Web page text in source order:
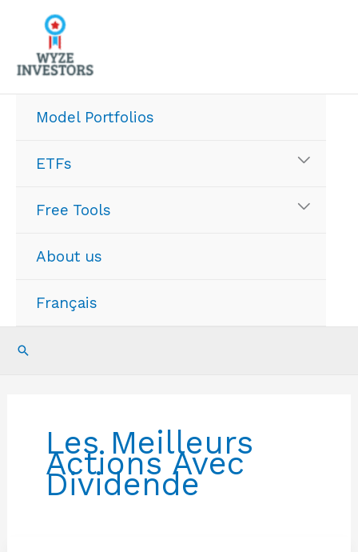
content
Model Portfolios
ETFs
Free Tools
About us
Français
Search
Les Meilleurs
Actions Avec
Dividende